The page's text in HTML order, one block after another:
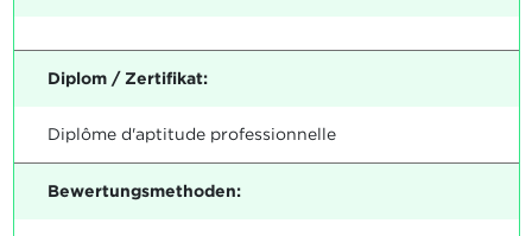
Diplom / Zertifikat:
Diplôme d'aptitude professionnelle
Bewertungsmethoden: